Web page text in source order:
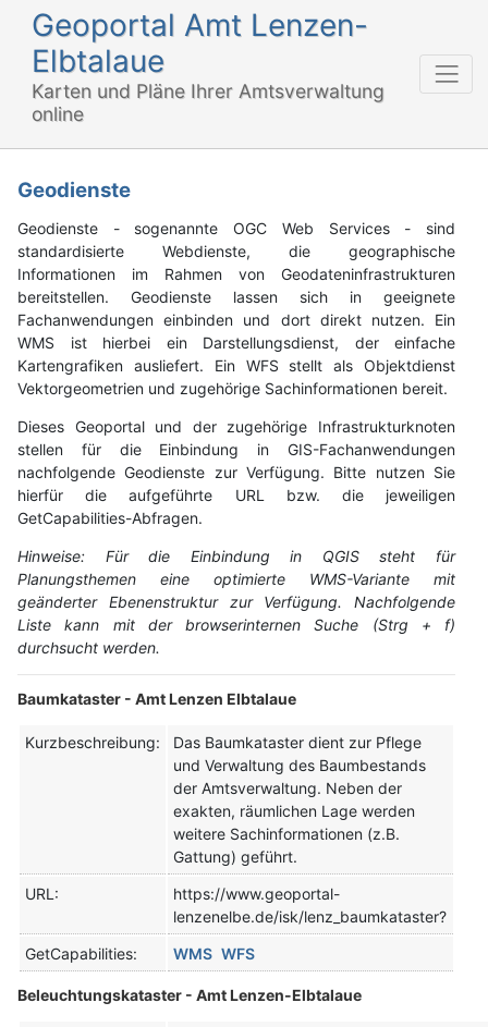
Geoportal Amt Lenzen-
Elbtalaue
Karten und Pläne Ihrer Amtsverwaltung
online
Geodienste
Geodienste - sogenannte OGC Web Services - sind
standardisierte Webdienste, die geographische
Informationen im Rahmen von Geodateninfrastrukturen
bereitstellen. Geodienste lassen sich in geeignete
Fachanwendungen einbinden und dort direkt nutzen. Ein
WMS ist hierbei ein Darstellungsdienst, der einfache
Kartengrafiken ausliefert. Ein WFS stellt als Objektdienst
Vektorgeometrien und zugehörige Sachinformationen bereit.
Dieses Geoportal und der zugehörige Infrastrukturknoten
stellen für die Einbindung in GIS-Fachanwendungen
nachfolgende Geodienste zur Verfügung. Bitte nutzen Sie
hierfür die aufgeführte URL bzw. die jeweiligen
GetCapabilities-Abfragen.
Hinweise: Für die Einbindung in QGIS steht für
Planungsthemen eine optimierte WMS-Variante mit
geänderter Ebenenstruktur zur Verfügung. Nachfolgende
Liste kann mit der browserinternen Suche (Strg + f)
durchsucht werden.
Baumkataster - Amt Lenzen Elbtalaue
Kurzbeschreibung:
Das Baumkataster dient zur Pflege
und Verwaltung des Baumbestands
der Amtsverwaltung. Neben der
exakten, räumlichen Lage werden
weitere Sachinformationen (z.B.
Gattung) geführt.
URL:
https://www.geoportal-
lenzenelbe.de/isk/lenz_baumkataster?
GetCapabilities:
WMS WFS
Beleuchtungskataster - Amt Lenzen-Elbtalaue